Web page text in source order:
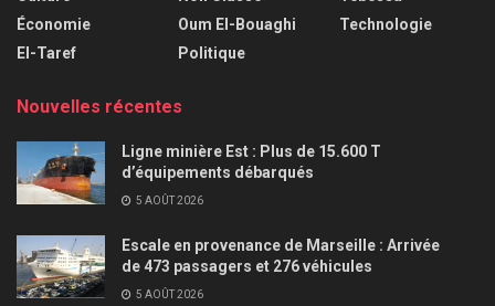
Économie
El-Taref
Oum El-Bouaghi
Politique
Technologie
Nouvelles récentes
Ligne minière Est : Plus de 15.600 T
d’équipements débarqués
5 AOÛT 2026
Escale en provenance de Marseille : Arrivée
de 473 passagers et 276 véhicules
5 AOÛT 2026